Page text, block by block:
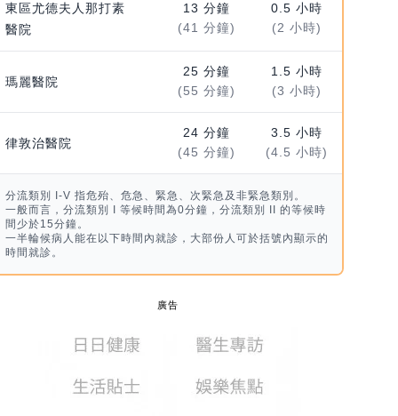
東區尤德夫人那打素
醫院
13 分鐘
(41 分鐘)
0.5 小時
(2 小時)
瑪麗醫院
25 分鐘
(55 分鐘)
1.5 小時
(3 小時)
律敦治醫院
24 分鐘
(45 分鐘)
3.5 小時
(4.5 小時)
分流類別 I-V 指危殆、危急、緊急、次緊急及非緊急類別。
一般而言，分流類別 I 等候時間為0分鐘，分流類別 II 的等候時
間少於15分鐘。
一半輪候病人能在以下時間內就診，大部份人可於括號內顯示的
時間就診。
廣告